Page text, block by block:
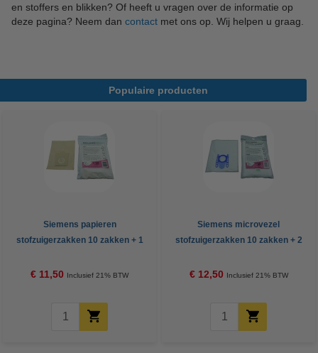
en stoffers en blikken? Of heeft u vragen over de informatie op
deze pagina? Neem dan contact met ons op. Wij helpen u graag.
Populaire producten
Siemens papieren
stofzuigerzakken 10 zakken + 1
€ 11,50 Inclusief 21% BTW
Siemens microvezel
stofzuigerzakken 10 zakken + 2
€ 12,50 Inclusief 21% BTW